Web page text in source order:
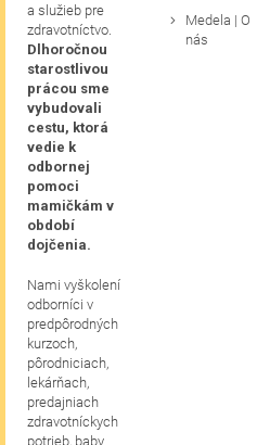
a služieb pre
zdravotníctvo.
Dlhoročnou
starostlivou
prácou sme
vybudovali
cestu, ktorá
vedie k
odbornej
pomoci
mamičkám v
období
dojčenia.
Nami vyškolení
odborníci v
predpôrodných
kurzoch,
pôrodniciach,
lekárňach,
predajniach
zdravotníckych
potrieb, baby
Medela | O
nás